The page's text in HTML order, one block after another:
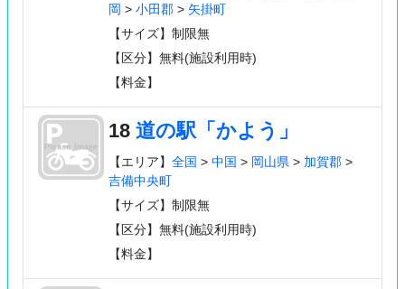
岡 > 小田郡> 矢掛町
【サイズ】制限無
【区分】無料(施設利用時)
【料金】
18 道の駅「かよう」
【エリア】 全国 > 中国 > 岡山県 > 加賀郡>
吉備中央町
【サイズ】制限無
【区分】無料(施設利用時)
【料金】